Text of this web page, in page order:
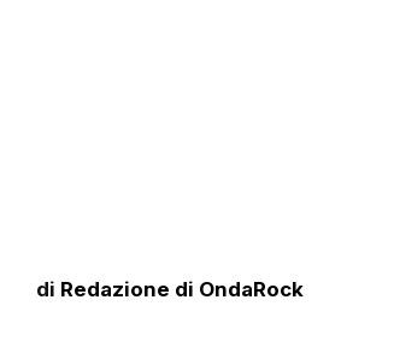
di Redazione di OndaRock